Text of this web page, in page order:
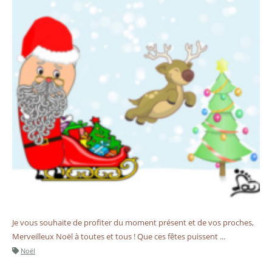
Je vous souhaite de profiter du moment présent et de vos proches,
Merveilleux Noël à toutes et tous ! Que ces fêtes puissent ...
Noël